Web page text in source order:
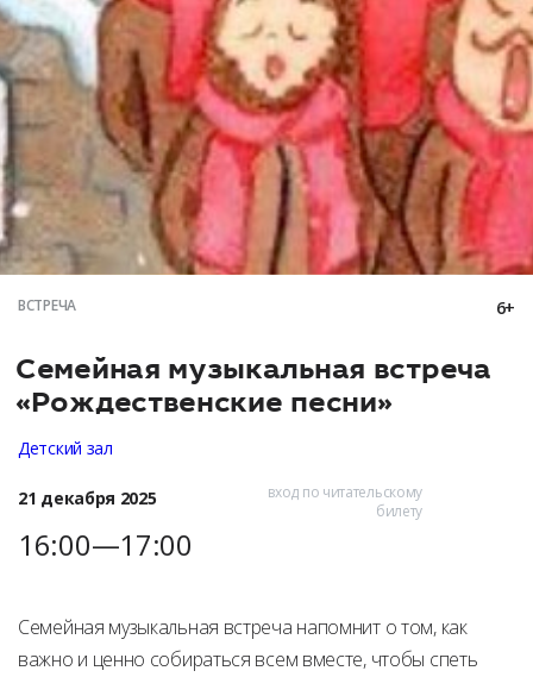
ВСТРЕЧА 6+
Семейная музыкальная встреча
«Рождественские песни»
Детский зал
21 декабря 2025
16:00—17:00
вход по читательскому
билету
Семейная музыкальная встреча напомнит о том, как
важно и ценно собираться всем вместе, чтобы спеть